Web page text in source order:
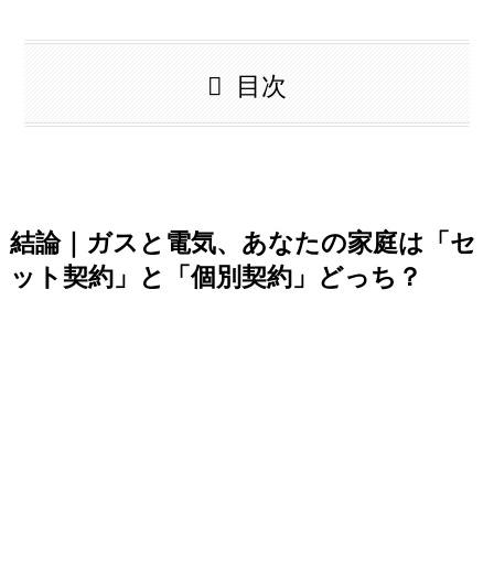
目次
結論｜ガスと電気、あなたの家庭は「セ
ット契約」と「個別契約」どっち？